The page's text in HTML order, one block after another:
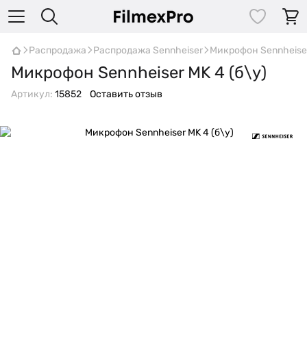
Распродажа Распродажа Sennheiser Микрофон
Микрофон Sennheiser MK 4 (б\у)
Артикул: 15852 Оставить отзыв